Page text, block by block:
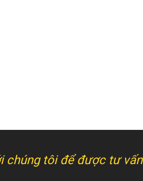
chúng tôi để được tư vấn